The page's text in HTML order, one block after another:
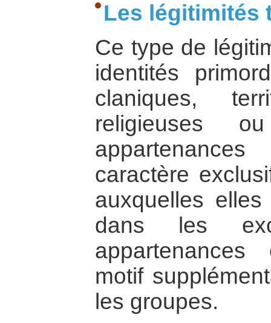
Les légitimités
Ce type de
identités
claniques,
religieuses
caractère
auxquelles
dans les
motif
les groupes.